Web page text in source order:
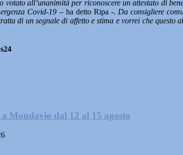
votato all’unanimità per riconoscere un attestato di
Covid-19 – ha detto Ripa -. Da consigliere
di un segnale di affetto e stima e vorrei che questo
Mondavio dal 12 al 15 agosto